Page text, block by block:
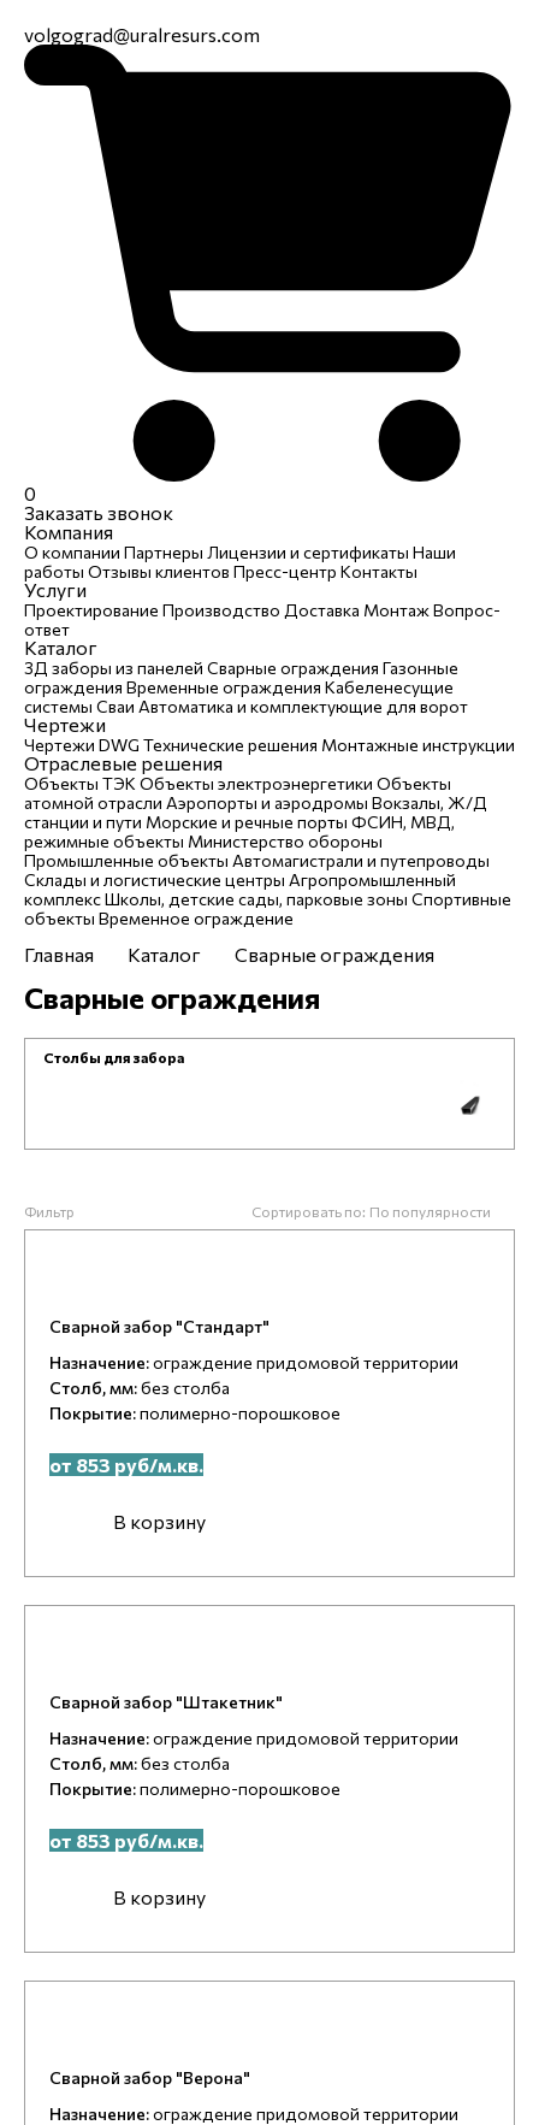
volgograd@uralresurs.com
0
Заказать звонок
Компания
О компании Партнеры Лицензии и сертификаты Наши
работы Отзывы клиентов Пресс-центр Контакты
Услуги
Проектирование Производство Доставка МонтажВопрос-
ответ
Каталог
3Д заборы из панелей Сварные ограждения Газонные
ограждения Временные ограждения Кабеленесущие
системы Cваи Автоматика и комплектующие для ворот
Чертежи
Чертежи DWG Технические решения Монтажные инструкции
Отраслевые решения
Объекты ТЭК Объекты электроэнергетики Объекты
атомной отрасли Аэропорты и аэродромы Вокзалы, Ж/Д
станции и пути Морские и речные порты ФСИН, МВД,
режимные объекты Министерство обороны
Промышленные объекты Автомагистрали и путепроводы
Склады и логистические центры Агропромышленный
комплексШколы, детские сады, парковые зоны Спортивные
объекты Временное ограждение
Главная Каталог Сварные ограждения
Сварные ограждения
Столбы для забора
Фильтр Сортировать по: По популярности
Сварной забор "Стандарт"
Назначение:ограждение придомовой территории
Столб, мм:без столба
Покрытие:полимерно-порошковое
от 853 руб/м.кв.
В корзину
Сварной забор "Штакетник"
Назначение:ограждение придомовой территории
Столб, мм:без столба
Покрытие:полимерно-порошковое
от 853 руб/м.кв.
В корзину
Сварной забор "Верона"
Назначение:ограждение придомовой территории